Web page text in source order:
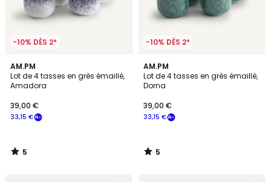
-10% DÈS 2*
AM.PM
Lot de 4 tasses en grès émaillé,
Amadora
33,15 €
39,00 €
5
/
5
5
/
-10% DÈS 2*
AM.PM
Lot de 4 tasses en grès émaillé,
Dorna
33,15 €
39,00 €
5
/
5
5
/